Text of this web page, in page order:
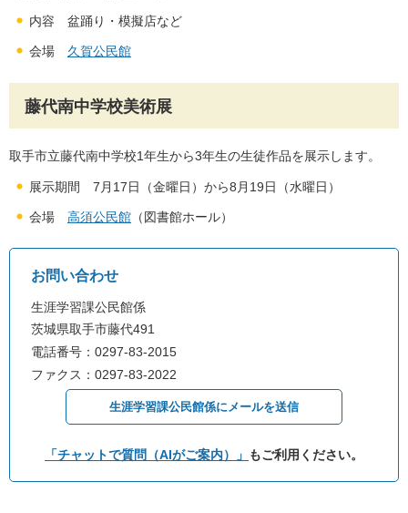
内容 盆踊り・模擬店など
会場 久賀公民館
藤代南中学校美術展
取手市立藤代南中学校1年生から3年生の生徒作品を展示します。
展示期間 7月17日（金曜日）から8月19日（水曜日）
会場 高須公民館 （図書館ホール）
お問い合わせ
生涯学習課公民館係
茨城県取手市藤代491
電話番号：0297-83-2015
ファクス：0297-83-2022
生涯学習課公民館係にメールを送信
「チャットで質問（AIがご案内）」 もご利用ください。